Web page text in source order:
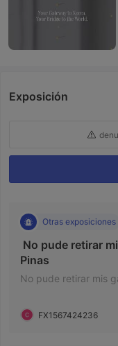
Exposición
Otras exposiciones
No pude retirar
No pude retirar mis
FX1567424236